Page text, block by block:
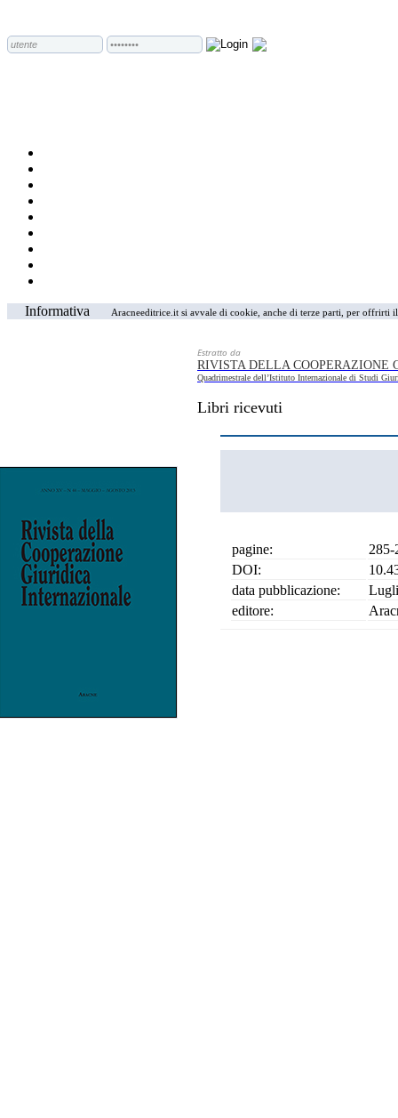
Informativa Aracneeditrice.it si avvale di cookie, anche di terze parti, per
Estratto da
RIVISTA DELLA COOPERAZIONE
Quadrimestrale dell’Istituto Internazionale di Studi
Libri ricevuti
pagine:
285-
DOI:
data pubblicazione:
editore: